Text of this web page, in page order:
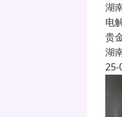
湖
电
贵
湖
25-